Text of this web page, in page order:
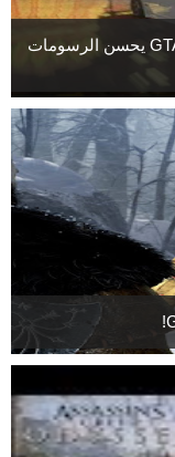
مود جديد تحصل عليه لعبة GTA San Andreas يحسن الرسومات